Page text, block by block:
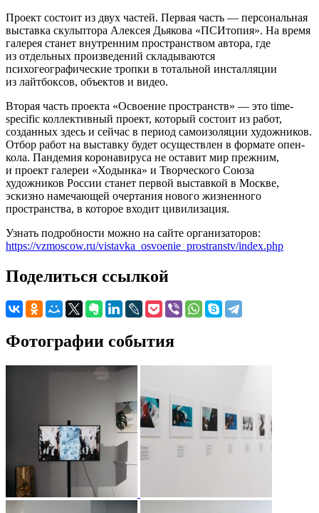
Проект состоит из двух частей. Первая часть — персональная
выставка скульптора Алексея Дьякова «ПСИтопия». На время
галерея станет внутренним пространством автора, где
из отдельных произведений складываются
психогеографические тропки в тотальной инсталляции
из лайтбоксов, объектов и видео.
Вторая часть проекта «Освоение пространств» — это time-
specific коллективный проект, который состоит из работ,
созданных здесь и сейчас в период самоизоляции художников.
Отбор работ на выставку будет осуществлен в формате опен-
кола. Пандемия коронавируса не оставит мир прежним,
и проект галереи «Ходынка» и Творческого Союза
художников России станет первой выставкой в Москве,
эскизно намечающей очертания нового жизненного
пространства, в которое входит цивилизация.
Узнать подробности можно на сайте организаторов:
https://vzmoscow.ru/vistavka_osvoenie_prostranstv/index.php
Поделиться ссылкой
Фотографии события